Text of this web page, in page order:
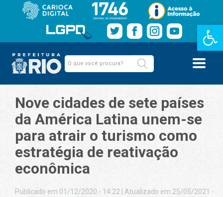
Barra de
Nove cidades de sete países
da América Latina unem-se
para atrair o turismo como
estratégia de reativação
econômica
Publicado em 01/12/2020 - 14:22
Atualizado em 25/05/2021 -